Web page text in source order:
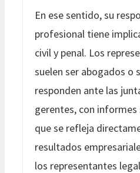
En ese sentido, su
profesional tiene
civil y penal. Los
suelen ser abogados o
responden ante las
gerentes, con informes
que se refleja
resultados
los representantes